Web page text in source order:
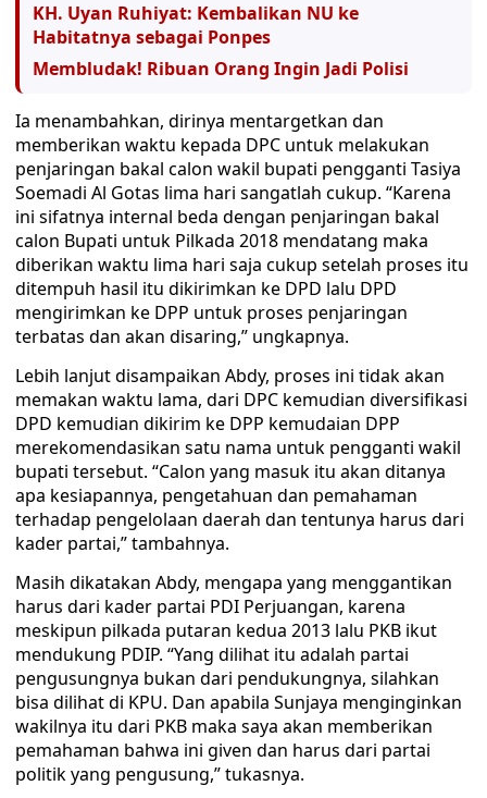
KH. Uyan Ruhiyat: Kembalikan NU ke
Habitatnya sebagai Ponpes
Membludak! Ribuan Orang Ingin Jadi Polisi
Ia menambahkan, dirinya mentargetkan dan
memberikan waktu kepada DPC untuk melakukan
penjaringan bakal calon wakil bupati pengganti Tasiya
Soemadi Al Gotas lima hari sangatlah cukup. “Karena
ini sifatnya internal beda dengan penjaringan bakal
calon Bupati untuk Pilkada 2018 mendatang maka
diberikan waktu lima hari saja cukup setelah proses itu
ditempuh hasil itu dikirimkan ke DPD lalu DPD
mengirimkan ke DPP untuk proses penjaringan
terbatas dan akan disaring,” ungkapnya.
Lebih lanjut disampaikan Abdy, proses ini tidak akan
memakan waktu lama, dari DPC kemudian diversifikasi
DPD kemudian dikirim ke DPP kemudaian DPP
merekomendasikan satu nama untuk pengganti wakil
bupati tersebut. “Calon yang masuk itu akan ditanya
apa kesiapannya, pengetahuan dan pemahaman
terhadap pengelolaan daerah dan tentunya harus dari
kader partai,” tambahnya.
Masih dikatakan Abdy, mengapa yang menggantikan
harus dari kader partai PDI Perjuangan, karena
meskipun pilkada putaran kedua 2013 lalu PKB ikut
mendukung PDIP. “Yang dilihat itu adalah partai
pengusungnya bukan dari pendukungnya, silahkan
bisa dilihat di KPU. Dan apabila Sunjaya menginginkan
wakilnya itu dari PKB maka saya akan memberikan
pemahaman bahwa ini given dan harus dari partai
politik yang pengusung,” tukasnya.